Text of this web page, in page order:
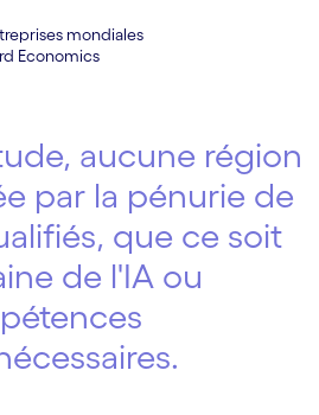
mondiales
Economics
aucune région
par la pénurie de
que ce soit
de l'IA ou